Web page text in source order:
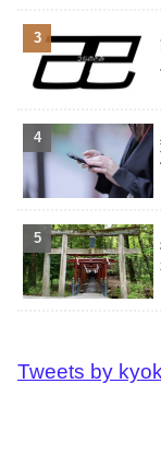
Tweets by